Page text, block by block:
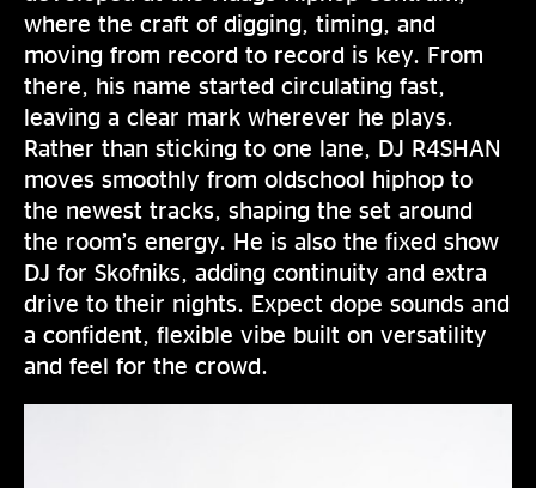
where the craft of digging, timing, and
moving from record to record is key. From
there, his name started circulating fast,
leaving a clear mark wherever he plays.
Rather than sticking to one lane, DJ R4SHAN
moves smoothly from oldschool hiphop to
the newest tracks, shaping the set around
the room’s energy. He is also the fixed show
DJ for Skofniks, adding continuity and extra
drive to their nights. Expect dope sounds and
a confident, flexible vibe built on versatility
and feel for the crowd.